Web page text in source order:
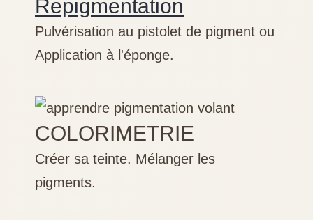
Repigmentation
Pulvérisation au pistolet de pigment ou
Application à l'éponge.
COLORIMETRIE
Créer sa teinte. Mélanger les
pigments.